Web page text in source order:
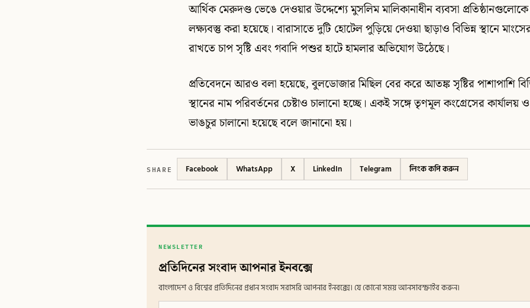
আর্থিক মেরুদণ্ড ভেঙে দেওয়ার উদ্দেশ্যে মুসলিম মালিকানাধীন ব্যবসা
লক্ষ্যবস্তু করা হয়েছে। বারাসাতে দুটি হোটেল পুড়িয়ে দেওয়া ছাড়াও বিভিন্ন স্থানে
রাখতে চাপ সৃষ্টি এবং গবাদি পশুর হাটে হামলার অভিযোগ উঠেছে।
প্রতিবেদনে আরও বলা হয়েছে, বুলডোজার মিছিল বের করে আতঙ্ক সৃষ্টির পাশাপাশি
স্থানের নাম পরিবর্তনের চেষ্টাও চালানো হচ্ছে। একই সঙ্গে তৃণমূল কংগ্রেসের কার্যালয়
ভাঙচুর চালানো হয়েছে বলে জানানো হয়।
SHARE Facebook WhatsApp X LinkedIn Telegram লিংক কপি করুন
NEWSLETTER
প্রতিদিনের সংবাদ আপনার ইনবক্সে
বাংলাদেশ ও বিশ্বের প্রতিদিনের প্রধান সংবাদ সরাসরি আপনার ইনবক্সে। যে কোনো সময় আনসাবস্ক্রাইব করুন।